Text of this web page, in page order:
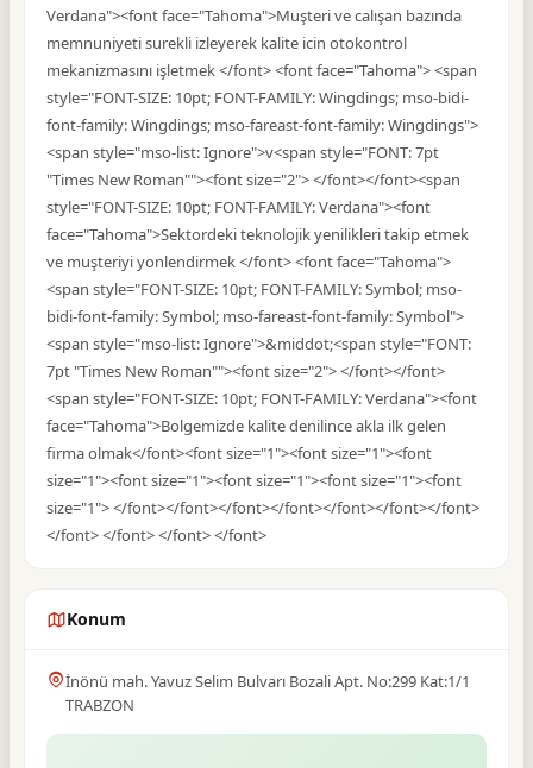
Verdana"><font face="Tahoma">Muşteri ve calışan bazında
memnuniyeti surekli izleyerek kalite icin otokontrol
mekanizmasını işletmek </font> <font face="Tahoma"> <span
style="FONT-SIZE: 10pt; FONT-FAMILY: Wingdings; mso-bidi-
font-family: Wingdings; mso-fareast-font-family: Wingdings">
<span style="mso-list: Ignore">v<span style="FONT: 7pt
"Times New Roman""><font size="2"> </font></font><span
style="FONT-SIZE: 10pt; FONT-FAMILY: Verdana"><font
face="Tahoma">Sektordeki teknolojik yenilikleri takip etmek
ve muşteriyi yonlendirmek </font> <font face="Tahoma">
<span style="FONT-SIZE: 10pt; FONT-FAMILY: Symbol; mso-
bidi-font-family: Symbol; mso-fareast-font-family: Symbol">
<span style="mso-list: Ignore">&middot;<span style="FONT:
7pt "Times New Roman""><font size="2"> </font></font>
<span style="FONT-SIZE: 10pt; FONT-FAMILY: Verdana"><font
face="Tahoma">Bolgemizde kalite denilince akla ilk gelen
firma olmak</font><font size="1"><font size="1"><font
size="1"><font size="1"><font size="1"><font size="1"><font
size="1"> </font></font></font></font></font></font></font>
</font> </font> </font> </font>
Konum
İnönü mah. Yavuz Selim Bulvarı Bozali Apt. No:299 Kat:1/1
TRABZON